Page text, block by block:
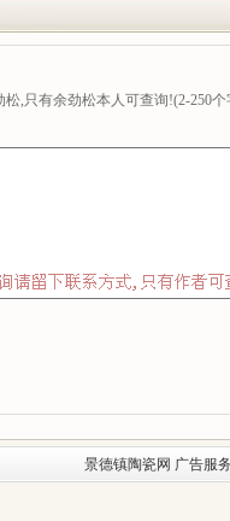
,只有余劲松本人可查询!(2-250个
景德镇陶瓷网 广告服